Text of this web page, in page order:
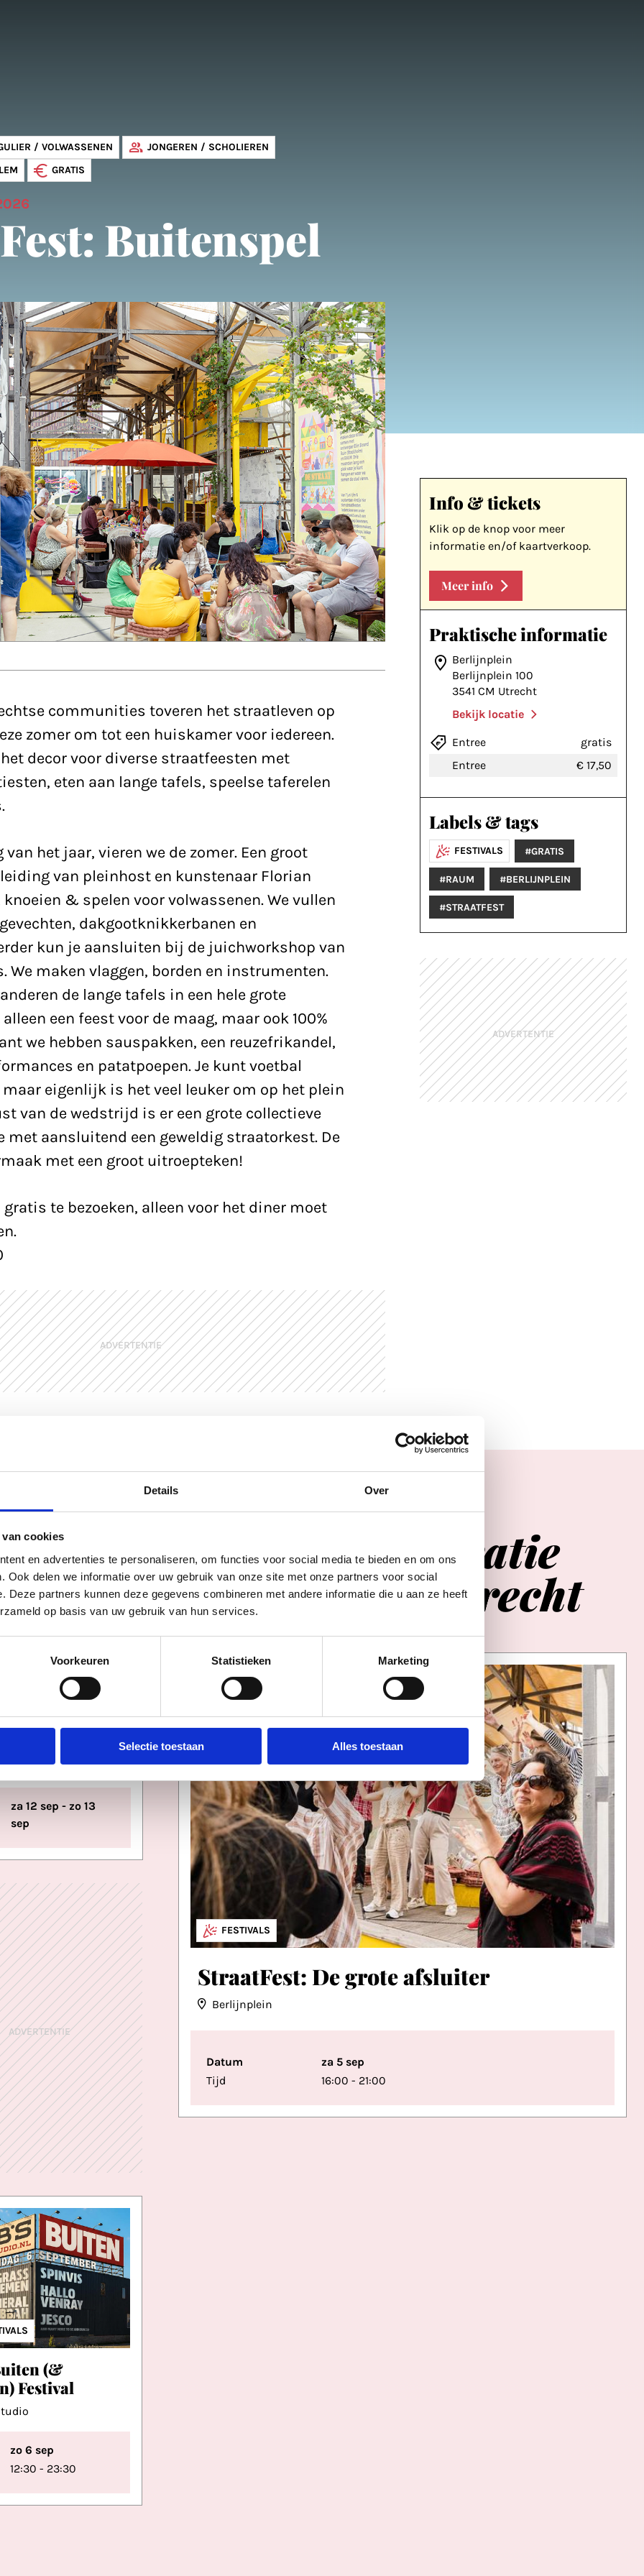
Details Over
cookies
en advertenties te personaliseren, om functies voor social media te bieden en om ons
Ook delen we informatie over uw gebruik van onze site met onze partners voor social
Deze partners kunnen deze gegevens combineren met andere informatie die u aan ze heeft
op basis van uw gebruik van hun services.
Voorkeuren Statistieken Marketing
Selectie toestaan Alles toestaan
/ VOLWASSENEN
JONGEREN / SCHOLIEREN
GRATIS
Buitenspel
communities toveren het straatleven op
zomer om tot een huiskamer voor iedereen.
decor voor diverse straatfeesten met
eten aan lange tafels, speelse taferelen
van het jaar, vieren we de zomer. Een groot
van pleinhost en kunstenaar Florian
& spelen voor volwassenen. We vullen
dakgootknikkerbanen en
kun je aansluiten bij de juichworkshop van
We maken vlaggen, borden en instrumenten.
de lange tafels in een hele grote
een feest voor de maag, maar ook 100%
we hebben sauspakken, een reuzefrikandel,
en patatpoepen. Je kunt voetbal
eigenlijk is het veel leuker om op het plein
van de wedstrijd is er een grote collectieve
met aansluitend een geweldig straatorkest. De
met een groot uitroepteken!
te bezoeken, alleen voor het diner moet
ADVERTENTIE
Info & tickets
Klik op de knop voor meer
informatie en/of kaartverkoop.
Meer info
Praktische informatie
Berlijnplein
Berlijnplein 100
3541 CM Utrecht
Bekijk locatie
Entree
gratis
Entree
€ 17,50
Labels & tags
FESTIVALS #GRATIS
#RAUM #BERLIJNPLEIN
#STRAATFEST
ADVERTENTIE
locaties Utrecht
za 12 sep - zo 13
sep
ADVERTENTIE
(&
Festival
zo 6 sep
12:30 - 23:30
Agenda
Meerinspiratie
inUtrecht
FESTIVALS
StraatFest: De grote afsluiter
Berlijnplein
Datum
za 5 sep
Tijd
16:00 - 21:00